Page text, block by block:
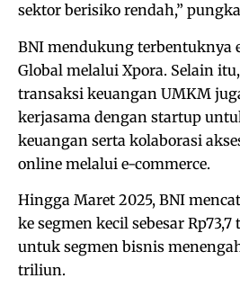
sektor berisiko rendah,”
BNI mendukung terbentuknya
Global melalui Xpora. Selain
transaksi keuangan UMKM
kerjasama dengan startup
keuangan serta kolaborasi
online melalui e-commerce.
Hingga Maret 2025, BNI
ke segmen kecil sebesar
untuk segmen bisnis
triliun.